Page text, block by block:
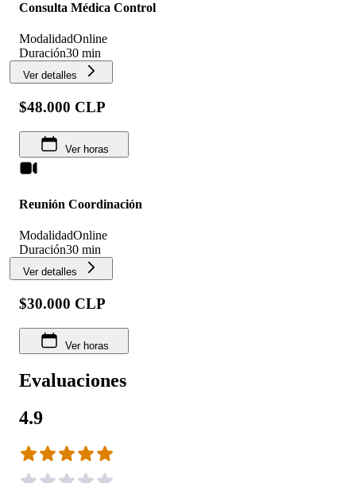
Consulta Médica Control
ModalidadOnline
Duración30 min
Ver detalles
$48.000 CLP
Ver horas
Reunión Coordinación
ModalidadOnline
Duración30 min
Ver detalles
$30.000 CLP
Ver horas
Evaluaciones
4.9